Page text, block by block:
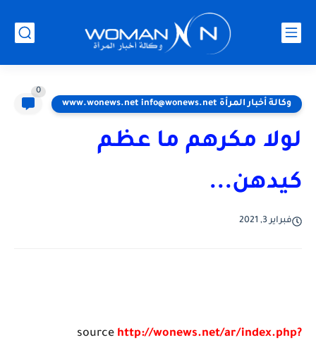
وكالة أخبار المرأة www.wonews.net info@wonews.net
0
لولا مكرهم ما عظم
كيدهن...
فبراير 3, 2021
source http://wonews.net/ar/index.php?